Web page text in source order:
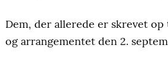
Dem, der allerede er skrevet
og arrangementet den 2.